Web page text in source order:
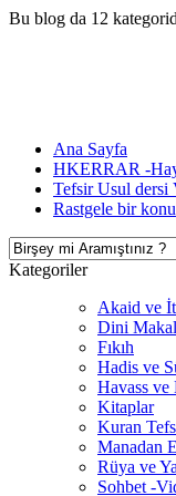
Bu blog da 12
Ana Sayfa
HKERRAR -
Tefsir Usul dersi
Rastgele bir konu
Kategoriler
Akaid ve
Dini
Fıkıh
Hadis ve
Havass ve
Kitaplar
Kuran
Manadan
Rüya ve
Sohbet -